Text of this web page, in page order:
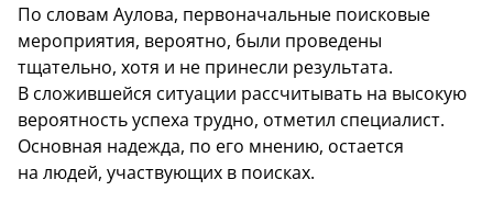
По словам Аулова, первоначальные поисковые
мероприятия, вероятно, были проведены
тщательно, хотя и не принесли результата.
В сложившейся ситуации рассчитывать на высокую
вероятность успеха трудно, отметил специалист.
Основная надежда, по его мнению, остается
на людей, участвующих в поисках.